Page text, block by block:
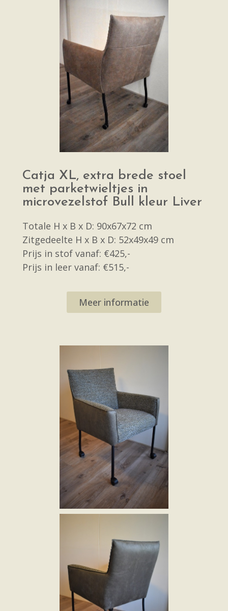
Catja XL, extra brede stoel
met parketwieltjes in
microvezelstof Bull kleur Liver
Totale H x B x D: 90x67x72 cm
Zitgedeelte H x B x D: 52x49x49 cm
Prijs in stof vanaf: €425,-
Prijs in leer vanaf: €515,-
Meer informatie